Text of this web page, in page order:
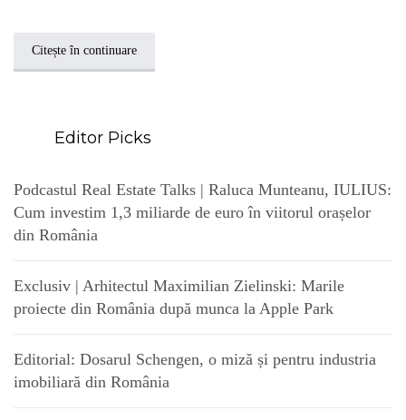
Citește în continuare
Editor Picks
Podcastul Real Estate Talks | Raluca Munteanu, IULIUS:
Cum investim 1,3 miliarde de euro în viitorul orașelor
din România
Exclusiv | Arhitectul Maximilian Zielinski: Marile
proiecte din România după munca la Apple Park
Editorial: Dosarul Schengen, o miză și pentru industria
imobiliară din România